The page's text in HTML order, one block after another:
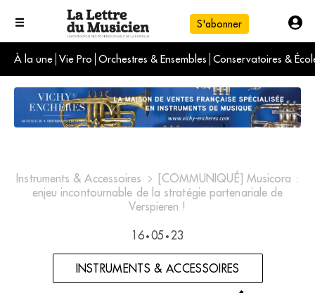
S'abonner
À la une Vie Pro Orchestres & Ensembles Conservatoires &
L'info du jour
Le numéro du mois
International
Instruments & Accessoires
[COMMUNIQUÉ] Musicora :
enjeu incontournable de la stratégie partenariale de
Verspieren !
16 • 05 • 23
INSTRUMENTS & ACCESSOIRES